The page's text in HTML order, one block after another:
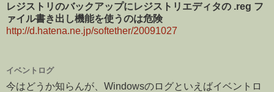
レジストリのバックアップにレジストリエディタの .reg フ
ァイル書き出し機能を使うのは危険
http://d.hatena.ne.jp/softether/20091027
イベントログ
今はどうか知らんが、Windowsのログといえばイベントロ